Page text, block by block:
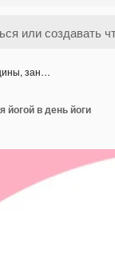
зан…
в день йоги